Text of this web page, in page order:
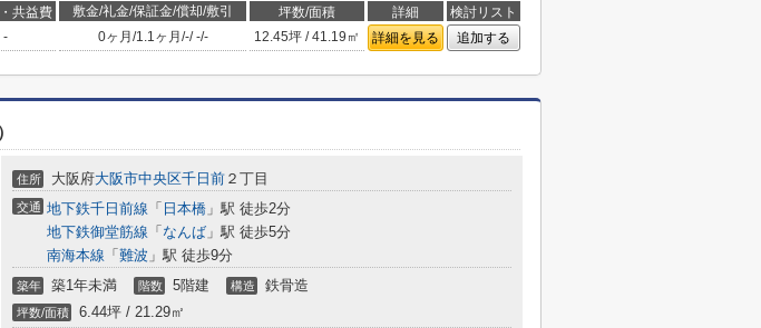
共益費 敷金/礼金/保証金/償却/敷引 坪数/面積 詳細
検討リスト
- 0ヶ月 /1.1ヶ月 /-/-/- 12.45坪 / 41.19㎡ 詳細を見る 追加する
住所 大阪府大阪市中央区千日前 ２丁目
交通 地下鉄千日前線 「 日本橋 」駅 徒歩2分
地下鉄御堂筋線 「 なんば 」駅 徒歩5分
南海本線 「 難波 」駅 徒歩9分
築年 築1年未満 階数 5階建 構造 鉄骨造
坪数/面積 6.44坪 / 21.29㎡